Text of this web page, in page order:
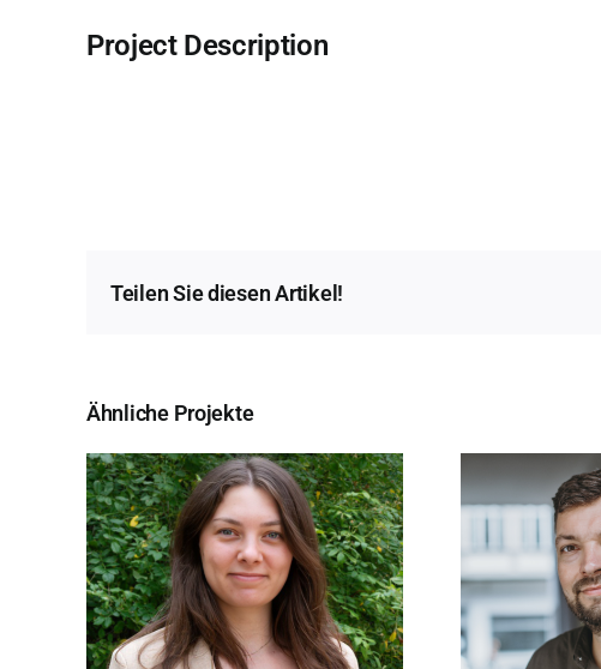
Project Description
Teilen Sie diesen Artikel!
Ähnliche Projekte
Konstantin Manthey